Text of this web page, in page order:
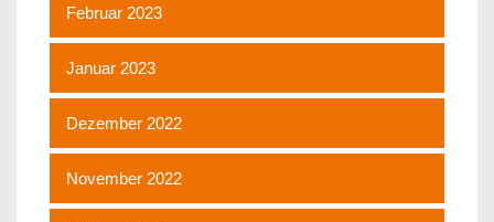
Februar 2023
Januar 2023
Dezember 2022
November 2022